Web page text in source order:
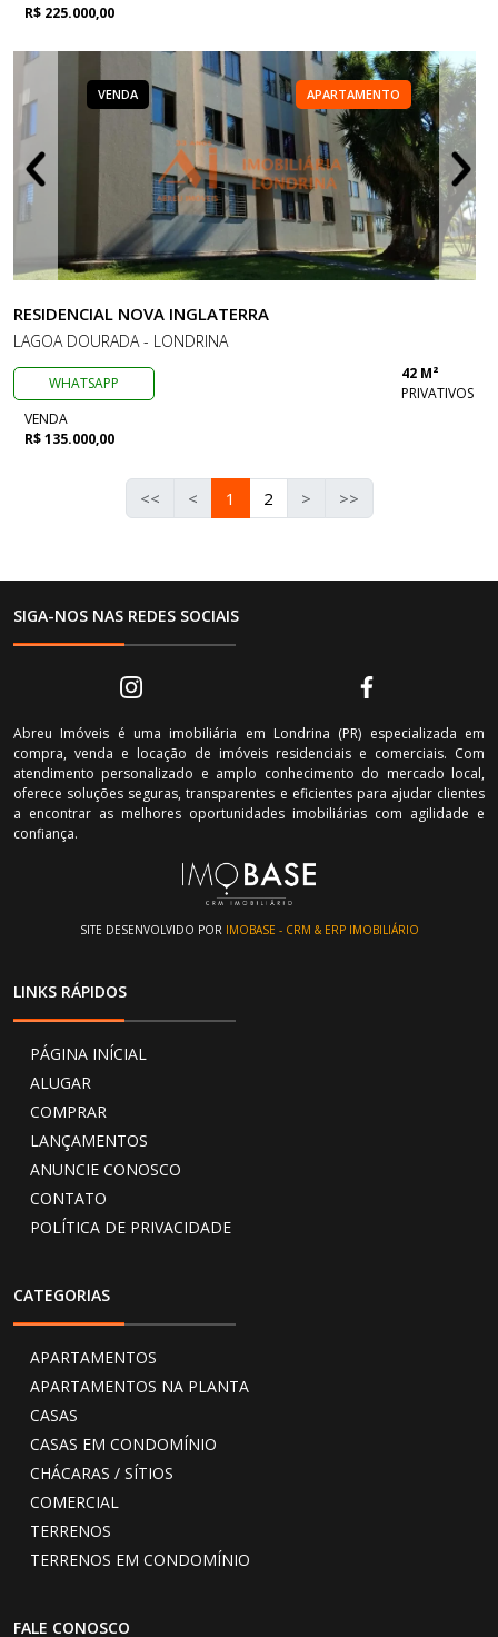
R$ 225.000,00
VENDA APARTAMENTO
RESIDENCIAL NOVA INGLATERRA
LAGOA DOURADA - LONDRINA
WHATSAPP
42 M²
PRIVATIVOS
VENDA
R$ 135.000,00
<< < 1 2 > >>
SIGA-NOS NAS REDES SOCIAIS
Abreu Imóveis é uma imobiliária em Londrina (PR) especializada em
compra, venda e locação de imóveis residenciais e comerciais. Com
atendimento personalizado e amplo conhecimento do mercado local,
oferece soluções seguras, transparentes e eficientes para ajudar clientes
a encontrar as melhores oportunidades imobiliárias com agilidade e
confiança.
SITE DESENVOLVIDO POR IMOBASE - CRM & ERP IMOBILIÁRIO
LINKS RÁPIDOS
PÁGINA INÍCIAL
ALUGAR
COMPRAR
LANÇAMENTOS
ANUNCIE CONOSCO
CONTATO
POLÍTICA DE PRIVACIDADE
CATEGORIAS
APARTAMENTOS
APARTAMENTOS NA PLANTA
CASAS
CASAS EM CONDOMÍNIO
CHÁCARAS / SÍTIOS
COMERCIAL
TERRENOS
TERRENOS EM CONDOMÍNIO
FALE CONOSCO